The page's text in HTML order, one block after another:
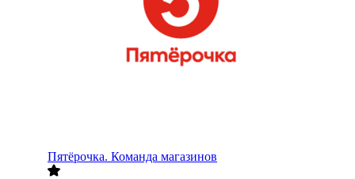
Пятёрочка. Команда магазинов